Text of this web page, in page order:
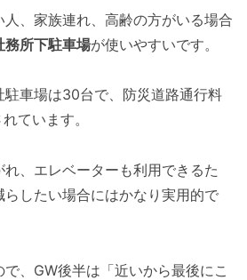
、家族連れ、高齢の方がいる場合
務所下駐車場が使いやすいです。
車場は30台で、防災道路通行料
ています。
、エレベーターも利用できるた
したい場合にはかなり実用的で
、GW後半は「近いから最後にこ